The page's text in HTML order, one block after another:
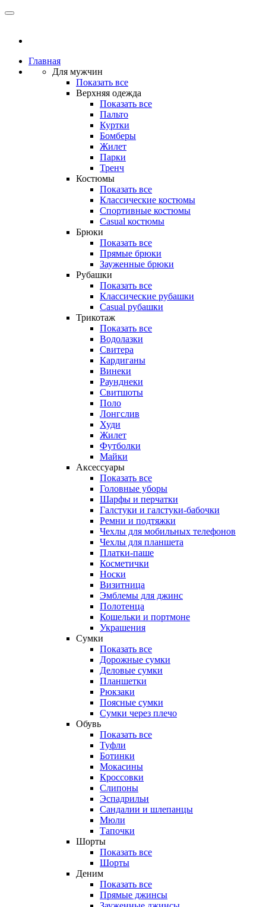
Главная
Для мужчин
Показать все
Верхняя одежда
Показать все
Пальто
Куртки
Бомберы
Жилет
Парки
Тренч
Костюмы
Показать все
Классические костюмы
Спортивные костюмы
Casual костюмы
Брюки
Показать все
Прямые брюки
Зауженные брюки
Рубашки
Показать все
Классические рубашки
Casual рубашки
Трикотаж
Показать все
Водолазки
Свитера
Кардиганы
Винеки
Раунднеки
Свитшоты
Поло
Лонгслив
Худи
Жилет
Футболки
Майки
Аксессуары
Показать все
Головные уборы
Шарфы и перчатки
Галстуки и галстуки-бабочки
Ремни и подтяжки
Чехлы для мобильных телефонов
Чехлы для планшета
Платки-паше
Косметички
Носки
Визитница
Эмблемы для джинс
Полотенца
Кошельки и портмоне
Украшения
Сумки
Показать все
Дорожные сумки
Деловые сумки
Планшетки
Рюкзаки
Поясные сумки
Сумки через плечо
Обувь
Показать все
Туфли
Ботинки
Мокасины
Кроссовки
Слипоны
Эспадрильи
Сандалии и шлепанцы
Мюли
Тапочки
Шорты
Показать все
Шорты
Деним
Показать все
Прямые джинсы